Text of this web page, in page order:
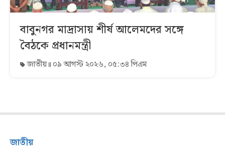
বাবুনগর মাদ্রাসায় শীর্ষ আলেমদের সঙ্গে
বৈঠকে প্রধানমন্ত্রী
জাতীয় ০৯ আগস্ট ২০২৬, ০৫:৩৪ পিএম
জাতীয়